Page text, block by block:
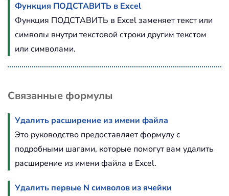
Функция ПОДСТАВИТЬ в Excel
Функция ПОДСТАВИТЬ в Excel заменяет текст или
символы внутри текстовой строки другим текстом
или символами.
Связанные формулы
Удалить расширение из имени файла
Это руководство предоставляет формулу с
подробными шагами, которые помогут вам удалить
расширение из имени файла в Excel.
Удалить первые N символов из ячейки